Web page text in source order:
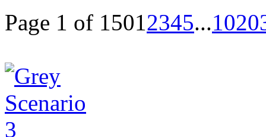
Page 1 of 15012345...1020